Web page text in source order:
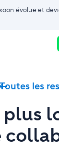
évolue et
Toutes les